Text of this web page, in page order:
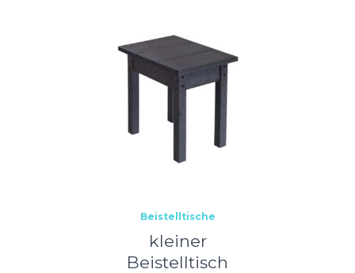
Beistelltische
kleiner
Beistelltisch